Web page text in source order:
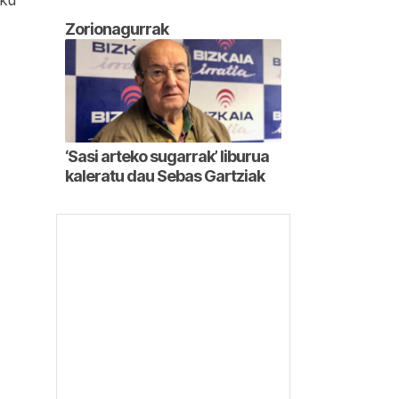
Zorionagurrak
‘Sasi arteko sugarrak’ liburua
kaleratu dau Sebas Gartziak